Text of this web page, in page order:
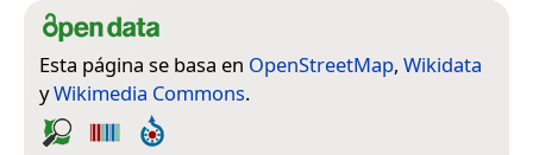
Esta página se basa en OpenStreetMap, Wikidata
yWikimedia Commons.